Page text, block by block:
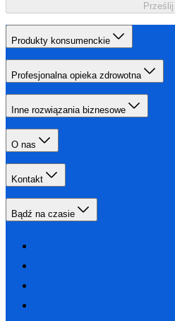
Prześlij
Produkty konsumenckie
Profesjonalna opieka zdrowotna
Inne rozwiązania biznesowe
O nas
Kontakt
Bądź na czasie